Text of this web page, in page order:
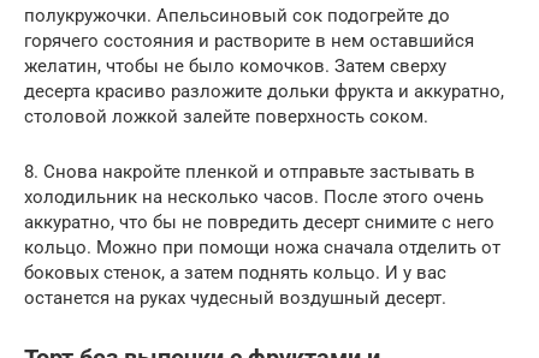
полукружочки. Апельсиновый сок подогрейте до
горячего состояния и растворите в нем оставшийся
желатин, чтобы не было комочков. Затем сверху
десерта красиво разложите дольки фрукта и аккуратно,
столовой ложкой залейте поверхность соком.
8. Снова накройте пленкой и отправьте застывать в
холодильник на несколько часов. После этого очень
аккуратно, что бы не повредить десерт снимите с него
кольцо. Можно при помощи ножа сначала отделить от
боковых стенок, а затем поднять кольцо. И у вас
останется на руках чудесный воздушный десерт.